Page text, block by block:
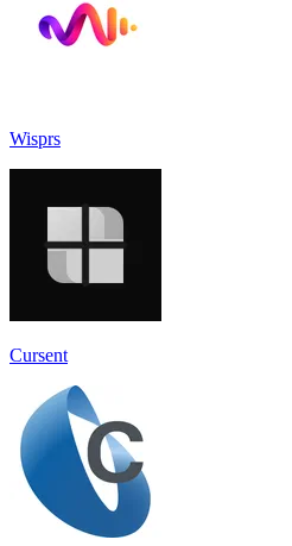
Wisprs
Cursent